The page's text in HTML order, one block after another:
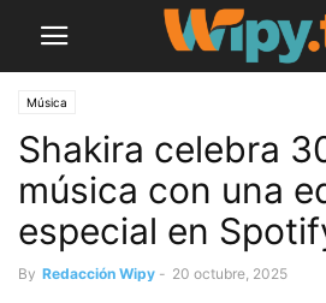
Música
Shakira celebra
música con una
especial en
By Redacción Wipy - 20 octubre, 2025